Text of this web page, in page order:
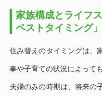
家族構成とライフ
ベストタイミング」
住み替えのタイミングは、
事や子育ての状況によって
夫婦のみの時期は、将来の